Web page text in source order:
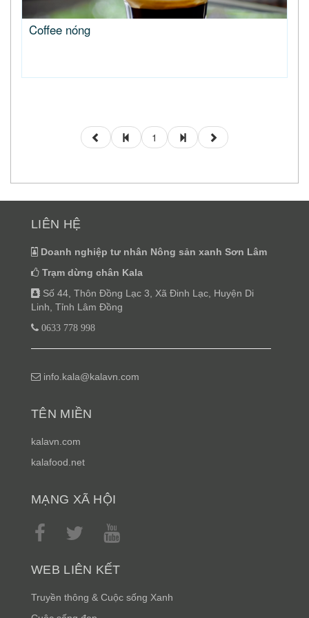
Coffee nóng
1
LIÊN HỆ
Doanh nghiệp tư nhân Nông sản xanh Sơn Lâm
Trạm dừng chân Kala
Số 44, Thôn Đồng Lạc 3, Xã Đinh Lạc, Huyện Di
Linh, Tỉnh Lâm Đồng
0633 778 998
info.kala@kalavn.com
TÊN MIỀN
kalavn.com
kalafood.net
MẠNG XÃ HỘI
WEB LIÊN KẾT
Truyền thông & Cuộc sống Xanh